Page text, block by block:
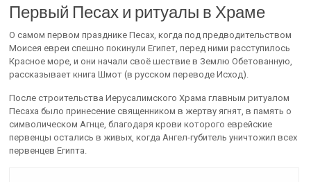
Первый Песах и ритуалы в Храме
О самом первом празднике Песах, когда под предводительством
Моисея евреи спешно покинули Египет, перед ними расступилось
Красное море, и они начали своё шествие в Землю Обетованную,
рассказывает книга Шмот (в русском переводе Исход).
После строительства Иерусалимского Храма главным ритуалом
Песаха было принесение священником в жертву ягнят, в память о
символическом Агнце, благодаря крови которого еврейские
первенцы остались в живых, когда Ангел-губитель уничтожил всех
первенцев Египта.